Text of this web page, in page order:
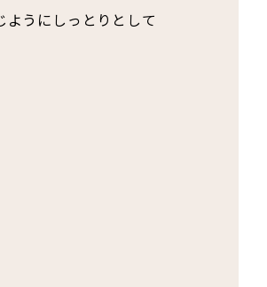
うにしっとりとして